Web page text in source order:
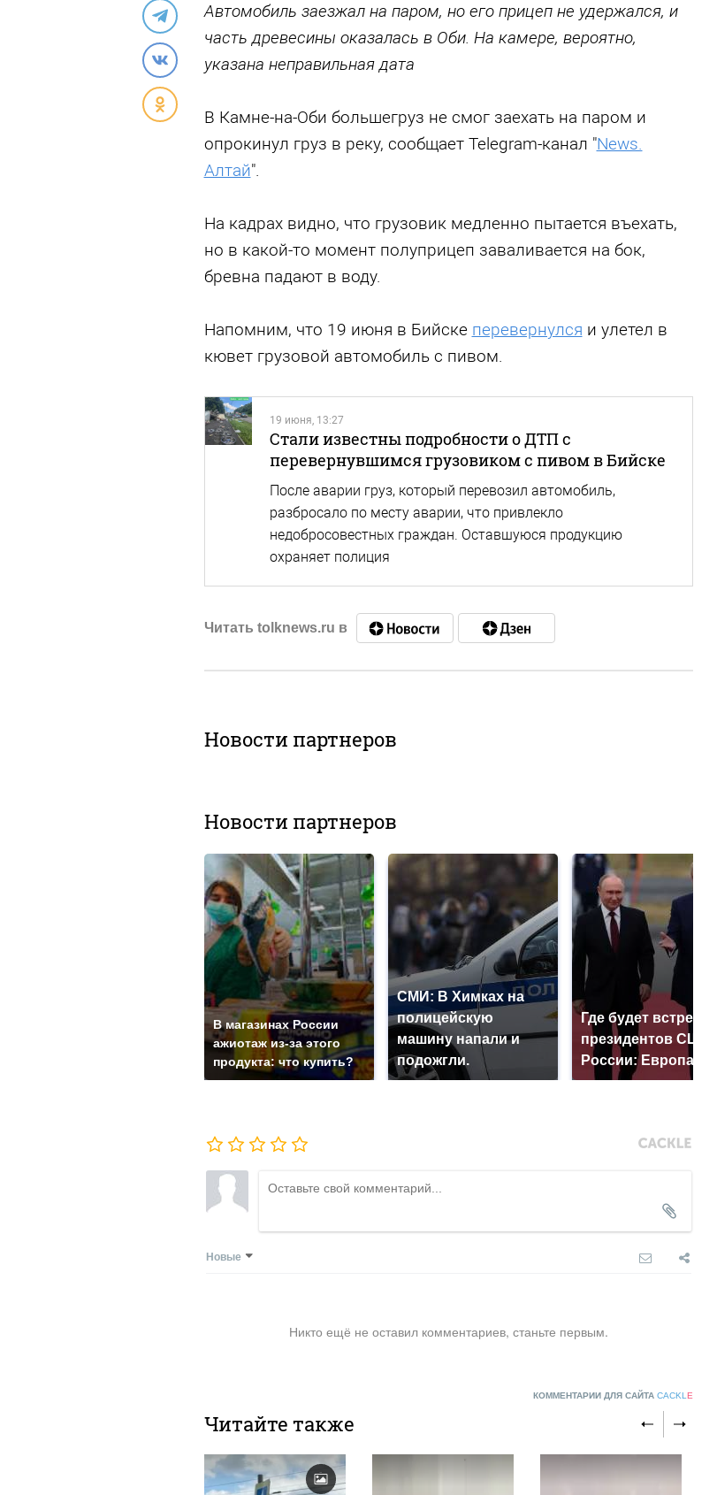
Автомобиль заезжал на паром, но его прицеп не удержался, и
часть древесины оказалась в Оби. На камере, вероятно,
указана неправильная дата
В Камне-на-Оби большегруз не смог заехать на паром и
опрокинул груз в реку, сообщает Telegram-канал "News.
Алтай".
На кадрах видно, что грузовик медленно пытается въехать,
но в какой-то момент полуприцеп заваливается на бок,
бревна падают в воду.
Напомним, что 19 июня в Бийске перевернулся и улетел в
кювет грузовой автомобиль с пивом.
19 июня, 13:27
Стали известны подробности о ДТП с
перевернувшимся грузовиком с пивом в Бийске
После аварии груз, который перевозил автомобиль,
разбросало по месту аварии, что привлекло
недобросовестных граждан. Оставшуюся продукцию
охраняет полиция
Читать tolknews.ru в
Новости партнеров
Новости партнеров
В магазинах России
ажиотаж из-за этого
продукта: что купить?
СМИ: В Химках на
полицейскую
машину напали и
подожгли.
Где будет встреча
президентов США и
России: Европа?
Новые
Никто ещё не оставил комментариев, станьте первым.
КОММЕНТАРИИ ДЛЯ САЙТА CACKL E
Читайте также